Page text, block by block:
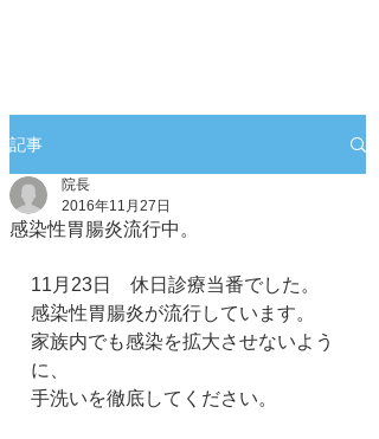
記事
感染性胃腸炎流行中。
院長
2016年11月27日
11月23日　休日診療当番でした。
感染性胃腸炎が流行しています。
家族内でも感染を拡大させないよう
に、
手洗いを徹底してください。